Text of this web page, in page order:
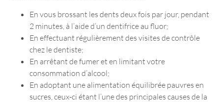
En vous brossant les dents deux fois par jour, pendant
2 minutes, à l’aide d’un dentifrice au fluor;
En effectuant régulièrement des visites de contrôle
chez le dentiste;
En arrêtant de fumer et en limitant votre
consommation d’alcool;
En adoptant une alimentation équilibrée pauvres en
sucres, ceux-ci étant l’une des principales causes de la